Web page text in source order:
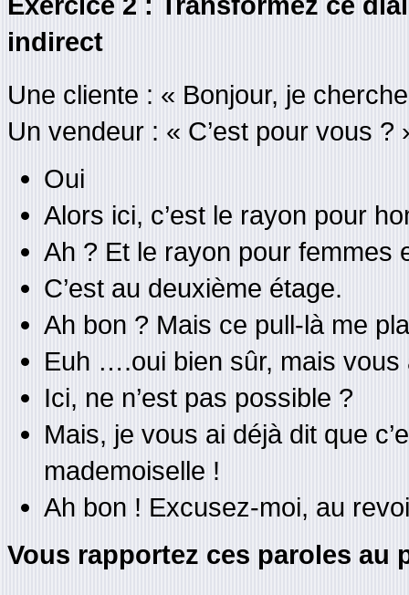
indirect
Une cliente : « Bonjour, je
Un vendeur : « C’est pour vous ?
Oui
Alors ici, c’est le rayon pour
Ah ? Et le rayon pour femmes
C’est au deuxième étage.
Ah bon ? Mais ce pull-là me
Euh ….oui bien sûr, mais vous
Ici, ne n’est pas possible ?
Mais, je vous ai déjà dit que
mademoiselle !
Ah bon ! Excusez-moi, au
Vous rapportez ces paroles au